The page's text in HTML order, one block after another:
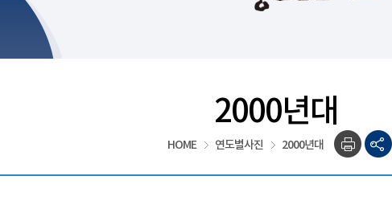
2000년대
HOME 연도별사진 2000년대